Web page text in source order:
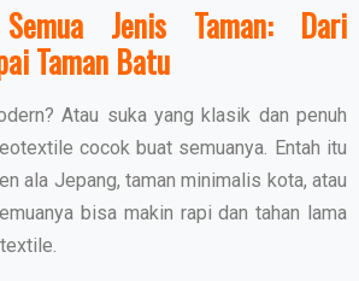
Jenis Taman: Dari
Taman Batu
Atau suka yang klasik dan penuh
cocok buat semuanya. Entah itu
ala Jepang, taman minimalis kota, atau
bisa makin rapi dan tahan lama